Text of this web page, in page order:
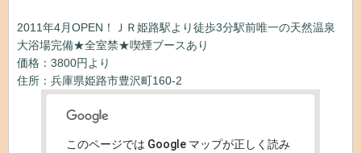
2011年4月OPEN！ＪＲ姫路駅より徒歩3分駅前唯一の天然温泉
大浴場完備★全室禁★喫煙ブースあり
価格：3800円より
住所：兵庫県姫路市豊沢町160-2
このページでは Google マップが正しく読み